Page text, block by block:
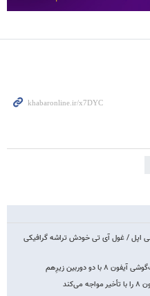
اپل / غول آی تی خودش تراشه گرافیکی
دو دوربین زیرِهم